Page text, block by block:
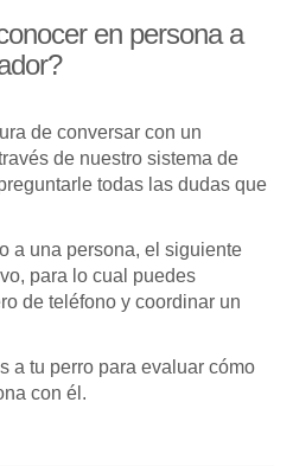
en persona a
de conversar con un
de nuestro sistema de
todas las dudas que
a una persona, el siguiente
para lo cual puedes
de teléfono y coordinar un
a tu perro para evaluar cómo
con él.